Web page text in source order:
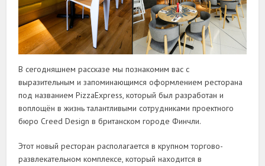
В сегодняшнем рассказе мы познакомим вас с
выразительным и запоминающимся оформлением ресторана
под названием PizzaExpress, который был разработан и
воплощён в жизнь талантливыми сотрудниками проектного
бюро Creed Design в британском городе Финчли.
Этот новый ресторан располагается в крупном торгово-
развлекательном комплексе, который находится в